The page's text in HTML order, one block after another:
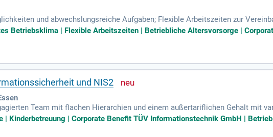
und abwechslungsreiche Aufgaben; Flexible Arbeitszeiten zur
Dein Arbeitsplatz befindet sich an einem attraktiven und modernen
Betriebsklima | Flexible Arbeitszeiten | Betriebliche Altersvorsorge |
und NIS2
Team mit flachen Hierarchien und einem außertariflichen Gehalt mit
Arbeitszeit von 38,5 Stunden/Woche sowie die Möglichkeit zu Homeoffice;
| Kinderbetreuung | Corporate Benefit TÜV Informationstechnik GmbH |